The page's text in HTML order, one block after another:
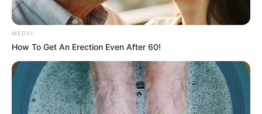
MEDVI
How To Get An Erection Even After 60!